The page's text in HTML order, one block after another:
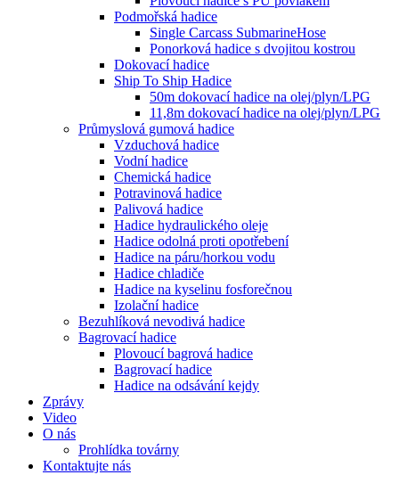
Podmořská hadice
Single Carcass SubmarineHose
Ponorková hadice s dvojitou kostrou
Dokovací hadice
Ship To Ship Hadice
50m dokovací hadice na olej/plyn/LPG
11,8m dokovací hadice na olej/plyn/LPG
Průmyslová gumová hadice
Vzduchová hadice
Vodní hadice
Chemická hadice
Potravinová hadice
Palivová hadice
Hadice hydraulického oleje
Hadice odolná proti opotřebení
Hadice na páru/horkou vodu
Hadice chladiče
Hadice na kyselinu fosforečnou
Izolační hadice
Bezuhlíková nevodivá hadice
Bagrovací hadice
Plovoucí bagrová hadice
Bagrovací hadice
Hadice na odsávání kejdy
Zprávy
Video
O nás
Prohlídka továrny
Kontaktujte nás